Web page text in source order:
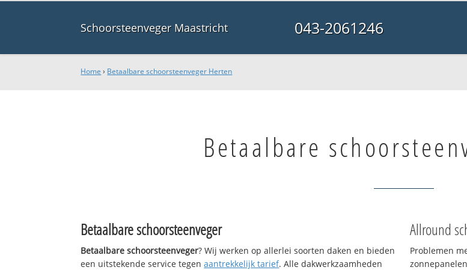
Schoorsteenveger Maastricht 043-2061246
Home › Betaalbare schoorsteenveger Herten
Betaalbare
Betaalbare schoorsteenveger
Betaalbare schoorsteenveger? Wij werken op allerlei soorten daken en bieden
een uitstekende service tegenaantrekkelijk tarief. Alle dakwerkzaamheden
Allround
Problemen